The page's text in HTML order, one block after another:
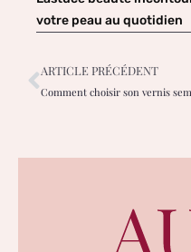
votre peau au quotidien
ARTICLE PRÉCÉDENT